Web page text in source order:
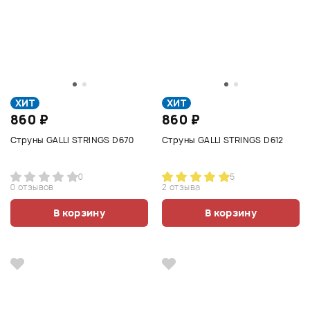
ХИТ
860 ₽
Струны GALLI STRINGS D670
0
0 отзывов
В корзину
ХИТ
860 ₽
Струны GALLI STRINGS D612
5
2 отзыва
В корзину